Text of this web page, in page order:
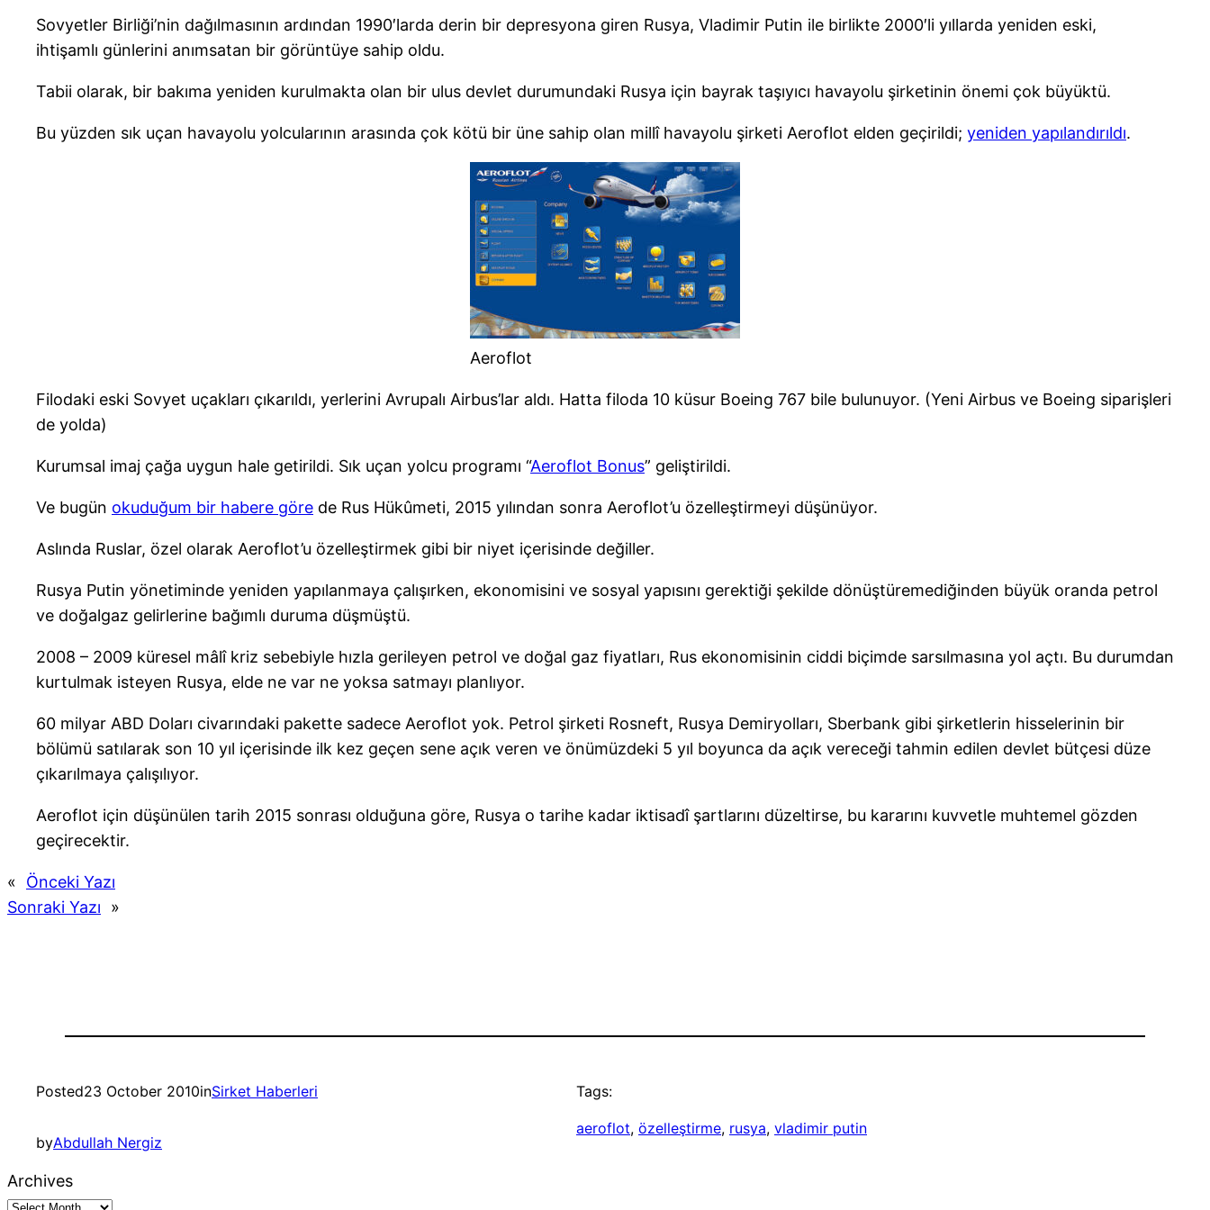
Sovyetler Birliği’nin dağılmasının ardından 1990′larda derin bir depresyona giren Rusya, Vladimir Putin ile birlikte 2000′li yıllarda yeniden eski,
ihtişamlı günlerini anımsatan bir görüntüye sahip oldu.
Tabii olarak, bir bakıma yeniden kurulmakta olan bir ulus devlet durumundaki Rusya için bayrak taşıyıcı havayolu şirketinin önemi çok büyüktü.
Bu yüzden sık uçan havayolu yolcularının arasında çok kötü bir üne sahip olan millî havayolu şirketi Aeroflot elden geçirildi; yeniden yapılandırıldı.
Aeroflot
Filodaki eski Sovyet uçakları çıkarıldı, yerlerini Avrupalı Airbus’lar aldı. Hatta filoda 10 küsur Boeing 767 bile bulunuyor. (Yeni Airbus ve Boeing siparişleri
de yolda)
Kurumsal imaj çağa uygun hale getirildi. Sık uçan yolcu programı “Aeroflot Bonus” geliştirildi.
Ve bugün okuduğum bir habere göre de Rus Hükûmeti, 2015 yılından sonra Aeroflot’u özelleştirmeyi düşünüyor.
Aslında Ruslar, özel olarak Aeroflot’u özelleştirmek gibi bir niyet içerisinde değiller.
Rusya Putin yönetiminde yeniden yapılanmaya çalışırken, ekonomisini ve sosyal yapısını gerektiği şekilde dönüştüremediğinden büyük oranda petrol
ve doğalgaz gelirlerine bağımlı duruma düşmüştü.
2008 – 2009 küresel mâlî kriz sebebiyle hızla gerileyen petrol ve doğal gaz fiyatları, Rus ekonomisinin ciddi biçimde sarsılmasına yol açtı. Bu durumdan
kurtulmak isteyen Rusya, elde ne var ne yoksa satmayı planlıyor.
60 milyar ABD Doları civarındaki pakette sadece Aeroflot yok. Petrol şirketi Rosneft, Rusya Demiryolları, Sberbank gibi şirketlerin hisselerinin bir
bölümü satılarak son 10 yıl içerisinde ilk kez geçen sene açık veren ve önümüzdeki 5 yıl boyunca da açık vereceği tahmin edilen devlet bütçesi düze
çıkarılmaya çalışılıyor.
Aeroflot için düşünülen tarih 2015 sonrası olduğuna göre, Rusya o tarihe kadar iktisadî şartlarını düzeltirse, bu kararını kuvvetle muhtemel gözden
geçirecektir.
«
Önceki Yazı
Sonraki Yazı
»
Posted23 October 2010inSirket Haberleri
byAbdullah Nergiz
Tags:
aeroflot, özelleştirme, rusya, vladimir putin
Archives